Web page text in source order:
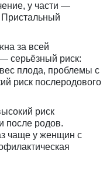
у части —
за всей
серьёзный риск:
плода, проблемы с
риск послеродового
риск
после родов.
чаще у женщин с